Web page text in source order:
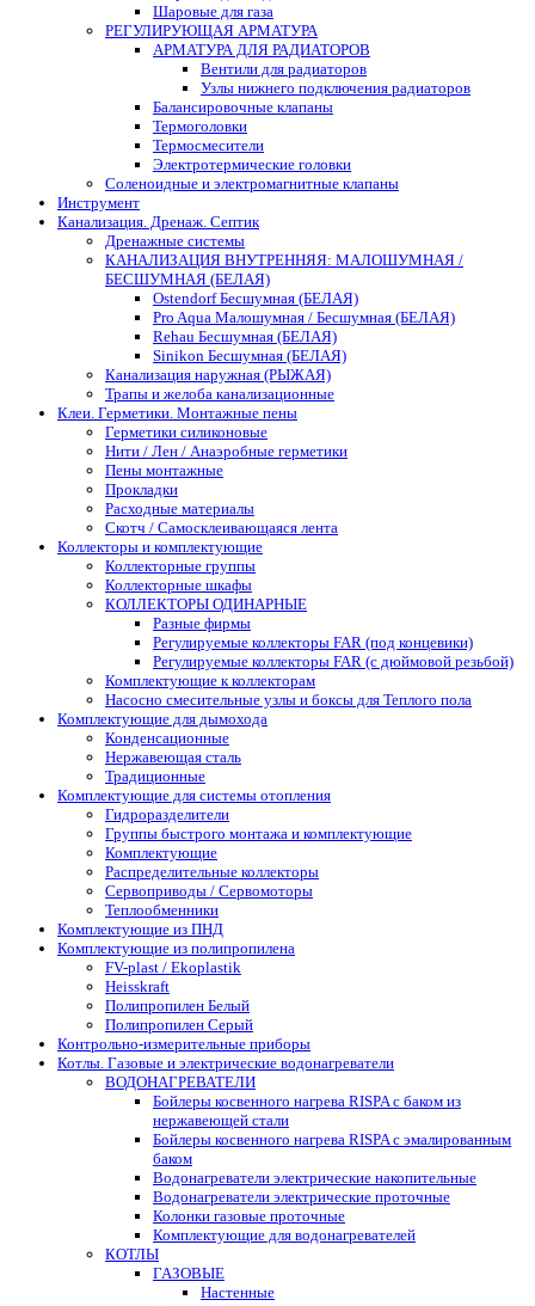
Шаровые для газа
РЕГУЛИРУЮЩАЯ АРМАТУРА
АРМАТУРА ДЛЯ РАДИАТОРОВ
Вентили для радиаторов
Узлы нижнего подключения радиаторов
Балансировочные клапаны
Термоголовки
Термосмесители
Электротермические головки
Соленоидные и электромагнитные клапаны
Инструмент
Канализация. Дренаж. Септик
Дренажные системы
КАНАЛИЗАЦИЯ ВНУТРЕННЯЯ: МАЛОШУМНАЯ /
БЕСШУМНАЯ (БЕЛАЯ)
Ostendorf Бесшумная (БЕЛАЯ)
Pro Aqua Малошумная / Бесшумная (БЕЛАЯ)
Rehau Бесшумная (БЕЛАЯ)
Sinikon Бесшумная (БЕЛАЯ)
Канализация наружная (РЫЖАЯ)
Трапы и желоба канализационные
Клеи. Герметики. Монтажные пены
Герметики силиконовые
Нити / Лен / Анаэробные герметики
Пены монтажные
Прокладки
Расходные материалы
Скотч / Самосклеивающаяся лента
Коллекторы и комплектующие
Коллекторные группы
Коллекторные шкафы
КОЛЛЕКТОРЫ ОДИНАРНЫЕ
Разные фирмы
Регулируемые коллекторы FAR (под концевики)
Регулируемые коллекторы FAR (с дюймовой резьбой)
Комплектующие к коллекторам
Насосно смесительные узлы и боксы для Теплого пола
Комплектующие для дымохода
Конденсационные
Нержавеющая сталь
Традиционные
Комплектующие для системы отопления
Гидроразделители
Группы быстрого монтажа и комплектующие
Комплектующие
Распределительные коллекторы
Сервоприводы / Сервомоторы
Теплообменники
Комплектующие из ПНД
Комплектующие из полипропилена
FV-plast / Ekoplastik
Heisskraft
Полипропилен Белый
Полипропилен Серый
Контрольно-измерительные приборы
Котлы. Газовые и электрические водонагреватели
ВОДОНАГРЕВАТЕЛИ
Бойлеры косвенного нагрева RISPA с баком из
нержавеющей стали
Бойлеры косвенного нагрева RISPA с эмалированным
баком
Водонагреватели электрические накопительные
Водонагреватели электрические проточные
Колонки газовые проточные
Комплектующие для водонагревателей
КОТЛЫ
ГАЗОВЫЕ
Настенные